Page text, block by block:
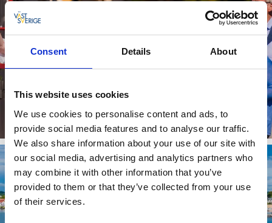
Consent Details About
This website uses cookies
We use cookies to personalise content and ads, to
provide social media features and to analyse our traffic.
We also share information about your use of our site with
our social media, advertising and analytics partners who
may combine it with other information that you’ve
provided to them or that they’ve collected from your use
of their services.
GUIDADE TURER
Boka en tur tillsammans med guide.
Läs mer